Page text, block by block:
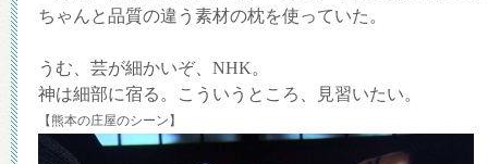
ちゃんと品質の違う素材の枕を使っていた。
うむ、芸が細かいぞ、NHK。
神は細部に宿る。こういうところ、見習いたい。
【熊本の庄屋のシーン】